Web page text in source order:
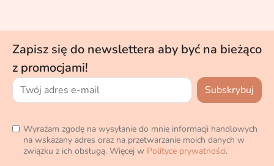
Zapisz się do newslettera aby być na bieżąco
z promocjami!
Wyrażam zgodę na wysyłanie do mnie informacji handlowych
na wskazany adres oraz na przetwarzanie moich danych w
związku z ich obsługą. Więcej w Polityce prywatności.